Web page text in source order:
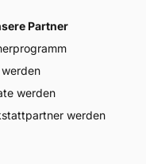
LLC, Dresden
Partner
werden
werden